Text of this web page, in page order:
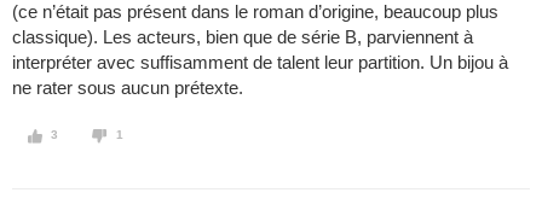
(ce n’était pas présent dans le roman d’origine, beaucoup plus
classique). Les acteurs, bien que de série B, parviennent à
interpréter avec suffisamment de talent leur partition. Un bijou à
ne rater sous aucun prétexte.
3 1